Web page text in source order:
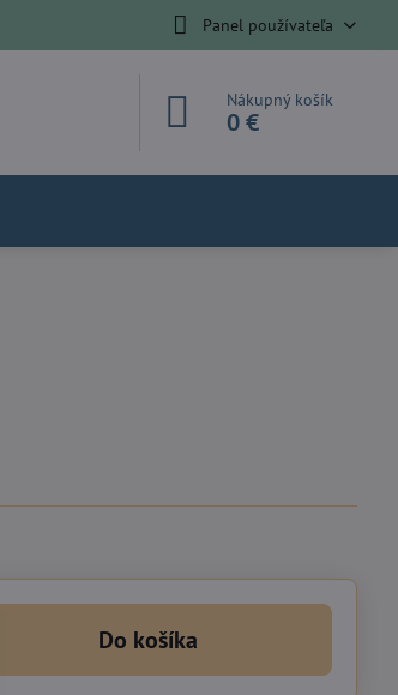
Panel používateľa
Nákupný košík
0 €
Do košíka